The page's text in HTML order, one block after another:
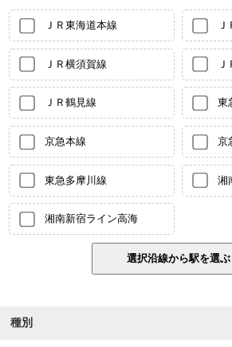
ＪＲ東海道本線
ＪＲ横須賀線
ＪＲ鶴見線 東
京急本線 京
東急多摩川線 湘
湘南新宿ライン高海
種別